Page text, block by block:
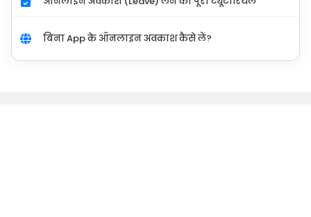
बिना App के ऑनलाइन अवकाश कैसे लें?